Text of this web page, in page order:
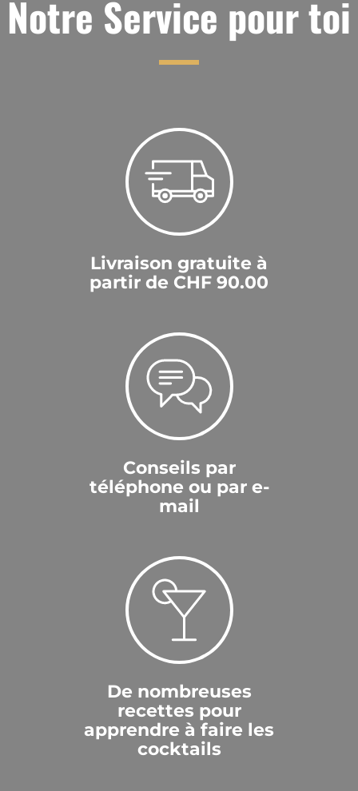
Notre Service pour toi
Livraison gratuite à
partir de CHF 90.00
Conseils par
téléphone ou par e-
mail
De nombreuses
recettes pour
apprendre à faire les
cocktails